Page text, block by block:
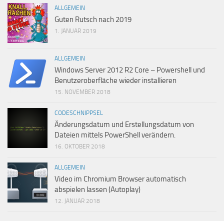
ALLGEMEIN
Guten Rutsch nach 2019
1. JANUAR 2019
ALLGEMEIN
Windows Server 2012 R2 Core – Powershell und
Benutzeroberfläche wieder installieren
15. NOVEMBER 2018
CODESCHNIPPSEL
Änderungsdatum und Erstellungsdatum von
Dateien mittels PowerShell verändern.
16. OKTOBER 2018
ALLGEMEIN
Video im Chromium Browser automatisch
abspielen lassen (Autoplay)
12. JANUAR 2018